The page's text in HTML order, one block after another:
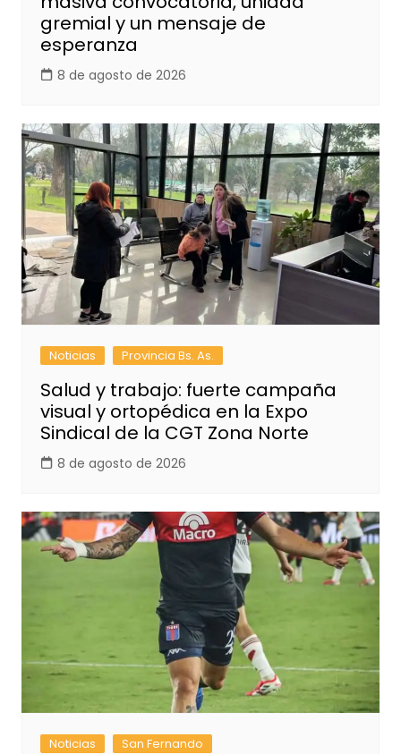
gremial y un mensaje de
esperanza
8 de agosto de 2026
Noticias Provincia Bs. As.
Salud y trabajo: fuerte campaña
visual y ortopédica en la Expo
Sindical de la CGT Zona Norte
8 de agosto de 2026
Noticias San Fernando